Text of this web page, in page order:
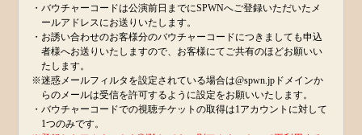
・バウチャーコードは公演前日までにSPWNへご登録いただいたメ
ールアドレスにお送りいたします。
・お誘い合わせのお客様分のバウチャーコードにつきましても申込
者様へお送りいたしますので、お客様にてご共有のほどお願いい
たします。
※迷惑メールフィルタを設定されている場合は@spwn.jpドメインか
らのメールは受信を許可するように設定をお願いいたします。
・バウチャーコードでの視聴チケットの取得は1アカウントに対して
1つのみです。